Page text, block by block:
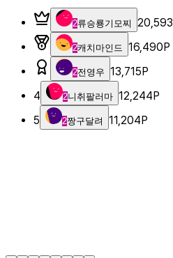
2류승룡기모찌 20,593
2캐치마인드 16,490P
2전영우 13,715P
4
2니취팔러마 12,244P
5
2짱구달려 11,204P